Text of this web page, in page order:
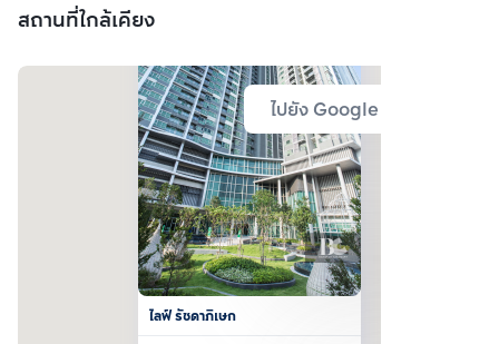
สถานที่ใกล้เคียง
ไปยัง Google Map
ไลฟ์ รัชดาภิเษก